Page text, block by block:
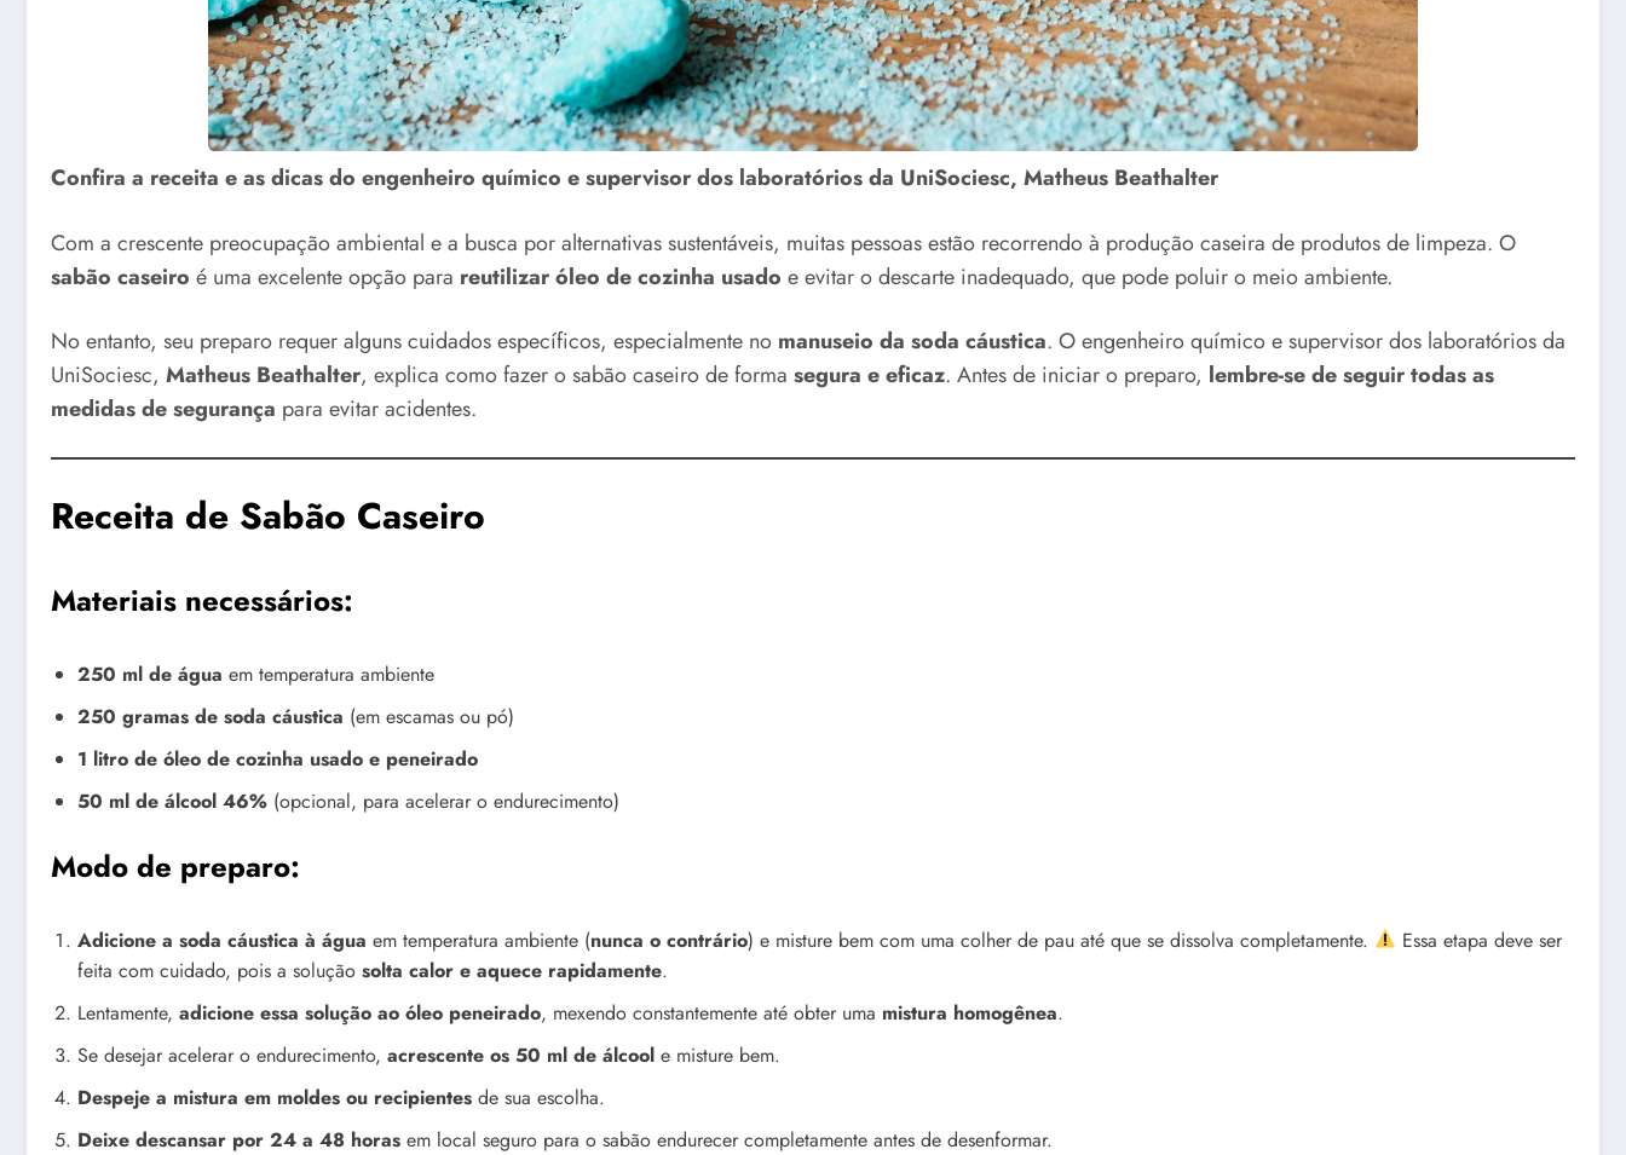
Confira a receita e as dicas do engenheiro químico e supervisor dos laboratórios da UniSociesc, Matheus Beathalter
Com a crescente preocupação ambiental e a busca por alternativas sustentáveis, muitas pessoas estão recorrendo à produção caseira de produtos de limpeza. O
sabão caseiro é uma excelente opção para reutilizar óleo de cozinha usado e evitar o descarte inadequado, que pode poluir o meio ambiente.
No entanto, seu preparo requer alguns cuidados específicos, especialmente no manuseio da soda cáustica. O engenheiro químico e supervisor dos laboratórios da
UniSociesc, Matheus Beathalter, explica como fazer o sabão caseiro de forma segura e eficaz. Antes de iniciar o preparo, lembre-se de seguir todas as
medidas de segurança para evitar acidentes.
Receita de Sabão Caseiro
Materiais necessários:
250 ml de água em temperatura ambiente
250 gramas de soda cáustica (em escamas ou pó)
1 litro de óleo de cozinha usado e peneirado
50 ml de álcool 46% (opcional, para acelerar o endurecimento)
Modo de preparo:
Adicione a soda cáustica à água em temperatura ambiente (nunca o contrário) e misture bem com uma colher de pau até que se dissolva completamente.
Essa etapa deve ser
feita com cuidado, pois a solução solta calor e aquece rapidamente.
Lentamente, adicione essa solução ao óleo peneirado, mexendo constantemente até obter uma mistura homogênea.
Se desejar acelerar o endurecimento, acrescente os 50 ml de álcool e misture bem.
Despeje a mistura em moldes ou recipientes de sua escolha.
Deixe descansar por 24 a 48 horas em local seguro para o sabão endurecer completamente antes de desenformar.